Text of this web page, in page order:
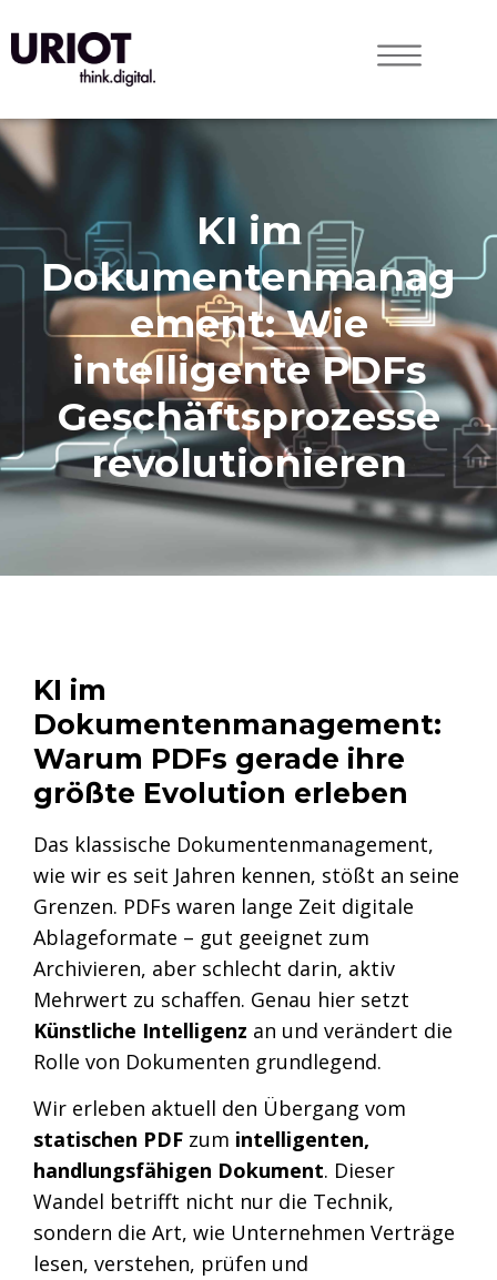
KI im
Dokumentenmanag
ement: Wie
intelligente PDFs
Geschäftsprozesse
revolutionieren
KI im
Dokumentenmanagement:
Warum PDFs gerade ihre
größte Evolution erleben
Das klassische Dokumentenmanagement,
wie wir es seit Jahren kennen, stößt an seine
Grenzen. PDFs waren lange Zeit digitale
Ablageformate – gut geeignet zum
Archivieren, aber schlecht darin, aktiv
Mehrwert zu schaffen. Genau hier setzt
Künstliche Intelligenz an und verändert die
Rolle von Dokumenten grundlegend.
Wir erleben aktuell den Übergang vom
statischen PDF zum intelligenten,
handlungsfähigen Dokument. Dieser
Wandel betrifft nicht nur die Technik,
sondern die Art, wie Unternehmen Verträge
lesen, verstehen, prüfen und